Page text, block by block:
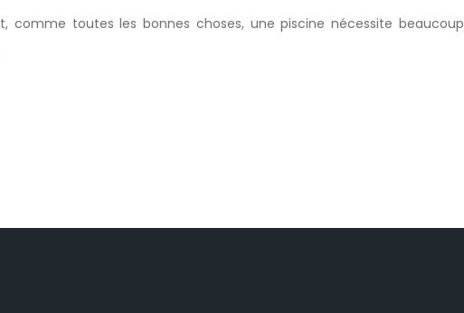
comme toutes les bonnes choses, une piscine nécessite beaucoup